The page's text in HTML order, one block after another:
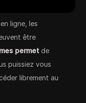
ligne, les
être
permet de
puissiez vous
librement au